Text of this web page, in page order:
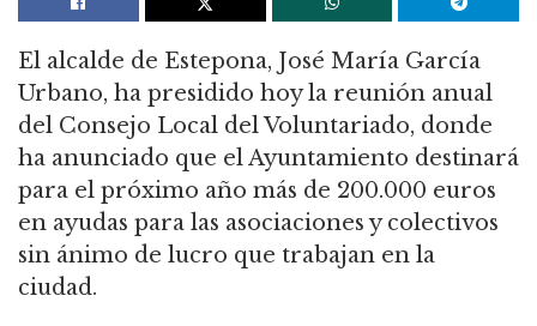
El alcalde de Estepona, José María García
Urbano, ha presidido hoy la reunión anual
del Consejo Local del Voluntariado, donde
ha anunciado que el Ayuntamiento destinará
para el próximo año más de 200.000 euros
en ayudas para las asociaciones y colectivos
sin ánimo de lucro que trabajan en la
ciudad.